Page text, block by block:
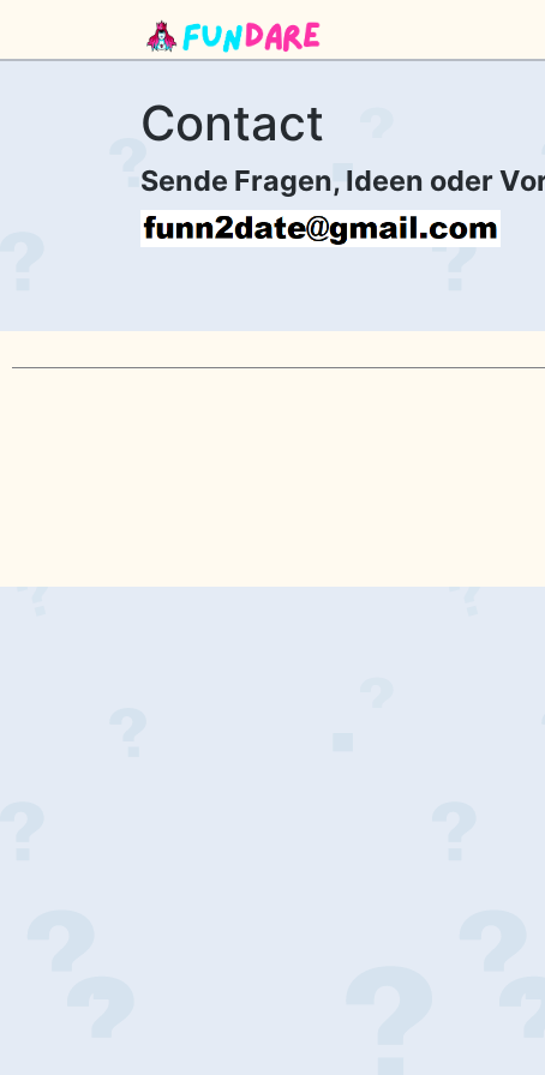
Contact
Sende Fragen, Ideen oder